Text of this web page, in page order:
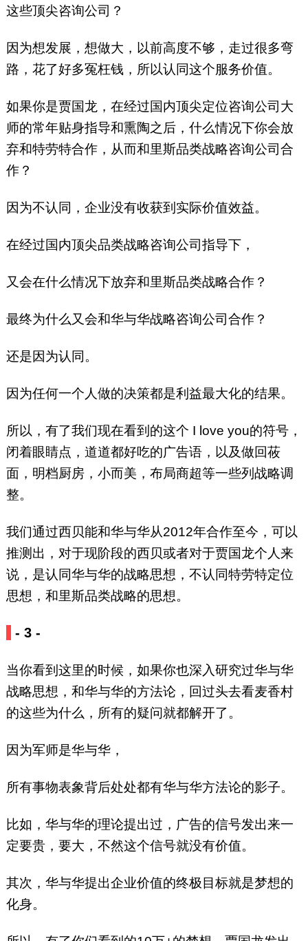
这些顶尖咨询公司？
因为想发展，想做大，以前高度不够，走过很多弯
路，花了好多冤枉钱，所以认同这个服务价值。
如果你是贾国龙，在经过国内顶尖定位咨询公司大
师的常年贴身指导和熏陶之后，什么情况下你会放
弃和特劳特合作，从而和里斯品类战略咨询公司合
作？
因为不认同，企业没有收获到实际价值效益。
在经过国内顶尖品类战略咨询公司指导下，
又会在什么情况下放弃和里斯品类战略合作？
最终为什么又会和华与华战略咨询公司合作？
还是因为认同。
因为任何一个人做的决策都是利益最大化的结果。
所以，有了我们现在看到的这个 I love you的符号，
闭着眼睛点，道道都好吃的广告语，以及做回莜
面，明档厨房，小而美，布局商超等一些列战略调
整。
我们通过西贝能和华与华从2012年合作至今，可以
推测出，对于现阶段的西贝或者对于贾国龙个人来
说，是认同华与华的战略思想，不认同特劳特定位
思想，和里斯品类战略的思想。
- 3 -
当你看到这里的时候，如果你也深入研究过华与华
战略思想，和华与华的方法论，回过头去看麦香村
的这些为什么，所有的疑问就都解开了。
因为军师是华与华，
所有事物表象背后处处都有华与华方法论的影子。
比如，华与华的理论提出过，广告的信号发出来一
定要贵，要大，不然这个信号就没有价值。
其次，华与华提出企业价值的终极目标就是梦想的
化身。